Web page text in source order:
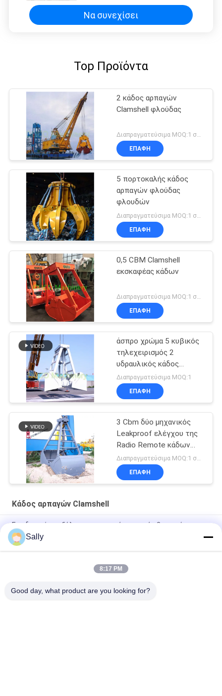
Να συνεχίσει
Top Προϊόντα
2 κάδος αρπαγών
Clamshell φλούδας
Διαπραγματεύσιμα MOQ:1 σύνολο
ΕΠΑΦΉ
5 πορτοκαλής κάδος
αρπαγών φλούδας
φλουδών
ΕΠΑΦΉ
0,5 CBM Clamshell
εκσκαφέας κάδων
ΕΠΑΦΉ
άσπρο χρώμα 5 κυβικός
τηλεχειρισμός 2
υδραυλικός κάδος
Clamshell φλούδας
Διαπραγματεύσιμα MOQ:1
ΕΠΑΦΉ
3 Cbm δύο μηχανικός
Leakproof ελέγχου της
Radio Remote κάδων
αρπαγών Clamshell
σχοινιών
Διαπραγματεύσιμα MOQ:1 σύνολο
ΕΠΑΦΉ
Κάδος αρπαγών Clamshell
Εφοδιασμός με ξύλα της μηχανικής αρπαγής 2 σχοινί
Clamshell εκβάθυνσης
Κάδος 100m αρπαγών Clamshell φλούδας δύο ραδιο
Sally
8:17 PM
Good day, what product are you looking for?